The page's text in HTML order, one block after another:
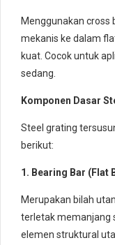
Menggunakan cross
mekanis ke dalam
kuat. Cocok untuk
sedang.
Komponen Dasar
Steel grating
berikut:
1. Bearing Bar (Flat
Merupakan bilah
terletak memanjang
elemen struktural